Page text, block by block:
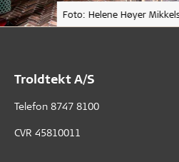
Foto: Helene Høyer
Troldtekt A/S
Telefon 8747 8100
CVR 45810011